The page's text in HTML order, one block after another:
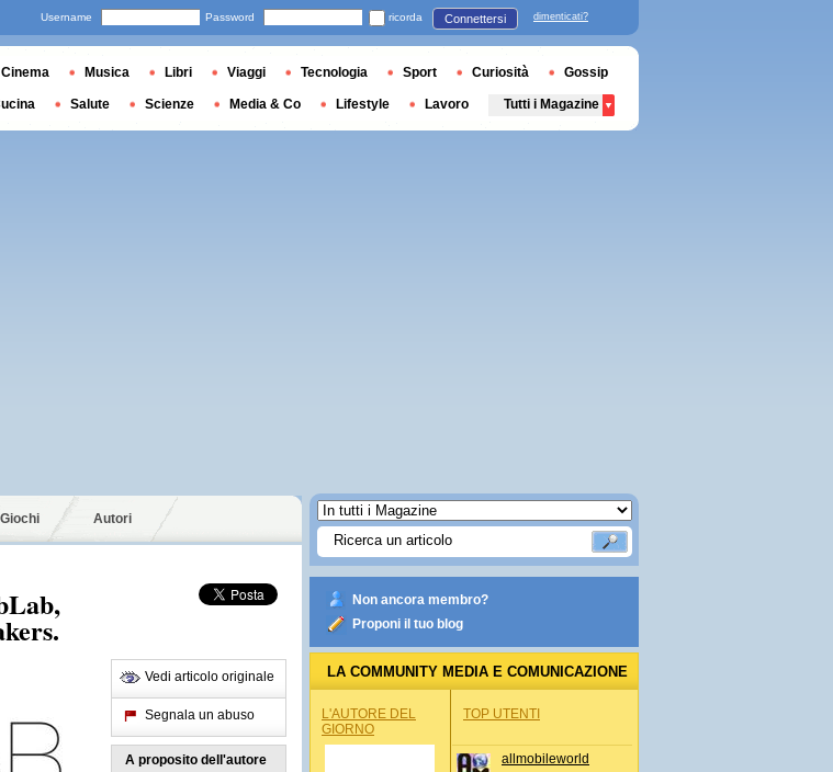
Giochi Autori
Vedi articolo originale
Segnala un abuso
A proposito dell'autore
Non ancora membro?
Proponi il tuo blog
LA COMMUNITY MEDIA E COMUNICAZIONE
L'AUTORE DEL
GIORNO
TOP UTENTI
allmobileworld
Username Password ricorda Connettersi dimenticati?
Cinema Musica Libri Viaggi Tecnologia Sport Curiosità Gossip
Salute Scienze Media & Co Lifestyle Lavoro Tutti i Magazine